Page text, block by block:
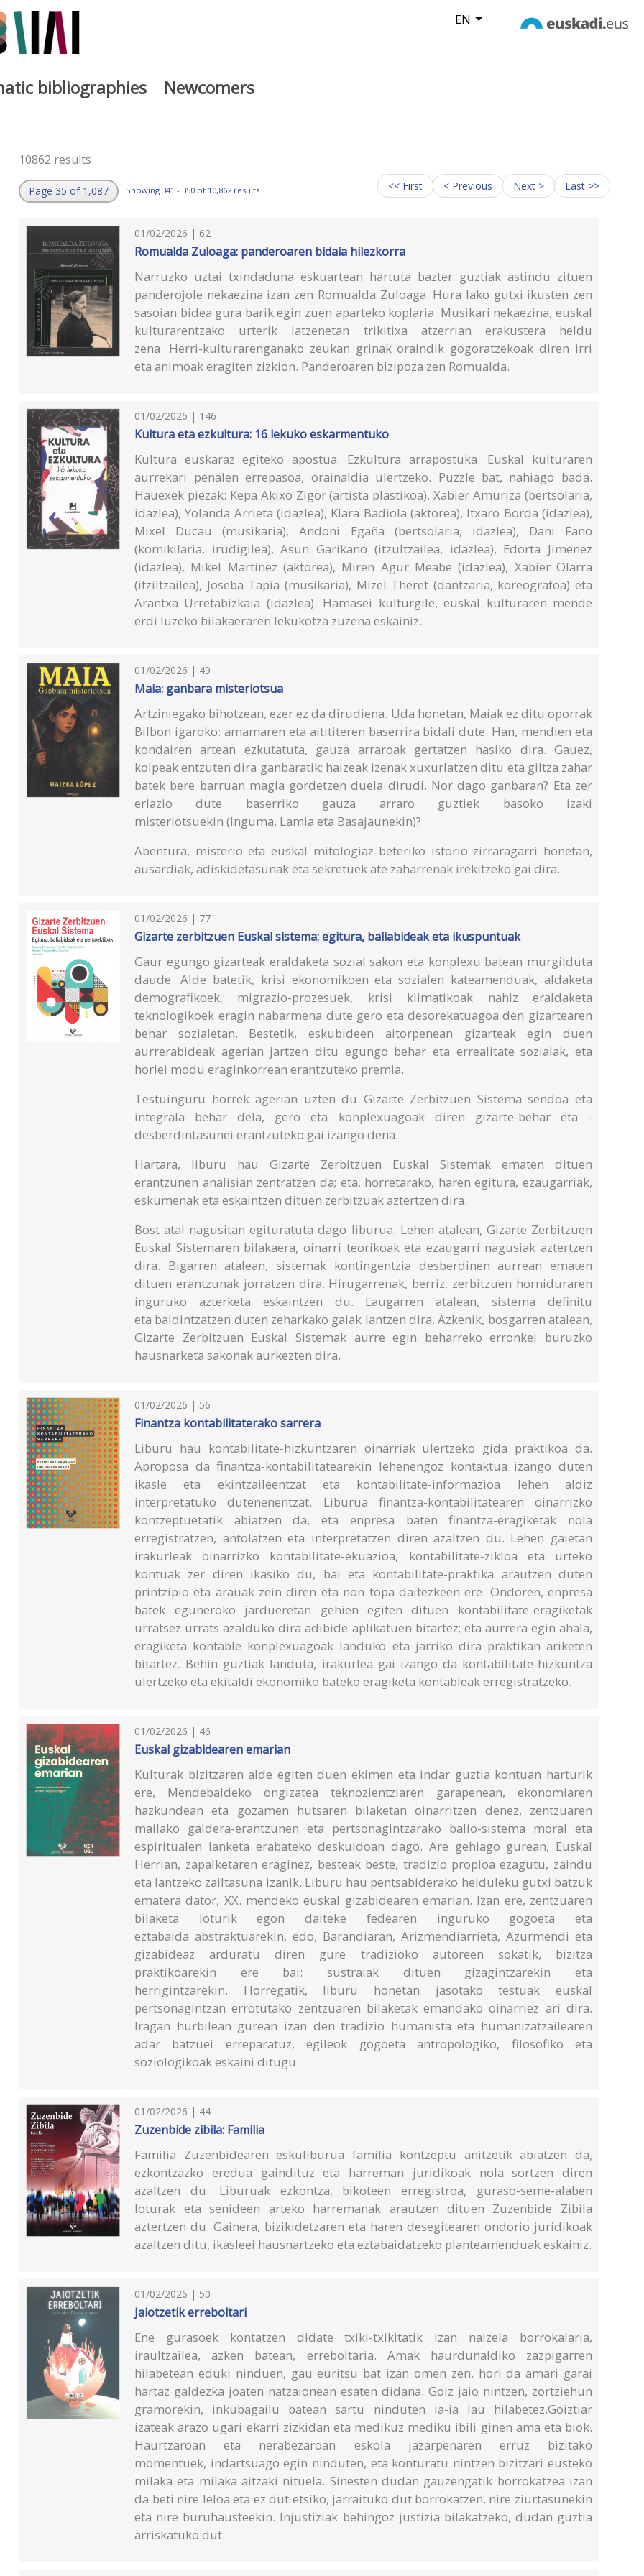
EN
bibliographies Newcomers
10862 results
Page 35 of 1,087 Showing 341 - 350 of 10,862 results. << First < Previous Next > Last >>
01/02/2026 | 62
Romualda Zuloaga: panderoaren bidaia hilezkorra
Narruzko uztai txindaduna eskuartean hartuta bazter guztiak astindu zituen
panderojole nekaezina izan zen Romualda Zuloaga. Hura lako gutxi ikusten zen
sasoian bidea gura barik egin zuen aparteko koplaria. Musikari nekaezina, euskal
kulturarentzako urterik latzenetan trikitixa atzerrian erakustera heldu
zena. Herri-kulturarenganako zeukan grinak oraindik gogoratzekoak diren irri
eta animoak eragiten zizkion. Panderoaren bizipoza zen Romualda.
01/02/2026 | 146
Kultura eta ezkultura: 16 lekuko eskarmentuko
Kultura euskaraz egiteko apostua. Ezkultura arrapostuka. Euskal kulturaren
aurrekari penalen errepasoa, orainaldia ulertzeko. Puzzle bat, nahiago bada.
Hauexek piezak: Kepa Akixo Zigor (artista plastikoa), Xabier Amuriza (bertsolaria,
idazlea), Yolanda Arrieta (idazlea), Klara Badiola (aktorea), Itxaro Borda (idazlea),
Mixel Ducau (musikaria), Andoni Egaña (bertsolaria, idazlea), Dani Fano
(komikilaria, irudigilea), Asun Garikano (itzultzailea, idazlea), Edorta Jimenez
(idazlea), Mikel Martinez (aktorea), Miren Agur Meabe (idazlea), Xabier Olarra
(itziltzailea), Joseba Tapia (musikaria), Mizel Theret (dantzaria, koreografoa) eta
Arantxa Urretabizkaia (idazlea). Hamasei kulturgile, euskal kulturaren mende
erdi luzeko bilakaeraren lekukotza zuzena eskainiz.
01/02/2026 | 49
Maia: ganbara misteriotsua
Artziniegako bihotzean, ezer ez da dirudiena. Uda honetan, Maiak ez ditu oporrak
Bilbon igaroko: amamaren eta aitititeren baserrira bidali dute. Han, mendien eta
kondairen artean ezkutatuta, gauza arraroak gertatzen hasiko dira. Gauez,
kolpeak entzuten dira ganbaratik; haizeak izenak xuxurlatzen ditu eta giltza zahar
batek bere barruan magia gordetzen duela dirudi. Nor dago ganbaran? Eta zer
erlazio dute baserriko gauza arraro guztiek basoko izaki
misteriotsuekin (Inguma, Lamia eta Basajaunekin)?
Abentura, misterio eta euskal mitologiaz beteriko istorio zirraragarri honetan,
ausardiak, adiskidetasunak eta sekretuek ate zaharrenak irekitzeko gai dira.
01/02/2026 | 77
Gizarte zerbitzuen Euskal sistema: egitura, baliabideak eta ikuspuntuak
Gaur egungo gizarteak eraldaketa sozial sakon eta konplexu batean murgilduta
daude. Alde batetik, krisi ekonomikoen eta sozialen kateamenduak, aldaketa
demografikoek, migrazio-prozesuek, krisi klimatikoak nahiz eraldaketa
teknologikoek eragin nabarmena dute gero eta desorekatuagoa den gizartearen
behar sozialetan. Bestetik, eskubideen aitorpenean gizarteak egin duen
aurrerabideak agerian jartzen ditu egungo behar eta errealitate sozialak, eta
horiei modu eraginkorrean erantzuteko premia.
Testuinguru horrek agerian uzten du Gizarte Zerbitzuen Sistema sendoa eta
integrala behar dela, gero eta konplexuagoak diren gizarte-behar eta -
desberdintasunei erantzuteko gai izango dena.
Hartara, liburu hau Gizarte Zerbitzuen Euskal Sistemak ematen dituen
erantzunen analisian zentratzen da; eta, horretarako, haren egitura, ezaugarriak,
eskumenak eta eskaintzen dituen zerbitzuak aztertzen dira.
Bost atal nagusitan egituratuta dago liburua. Lehen atalean, Gizarte Zerbitzuen
Euskal Sistemaren bilakaera, oinarri teorikoak eta ezaugarri nagusiak aztertzen
dira. Bigarren atalean, sistemak kontingentzia desberdinen aurrean ematen
dituen erantzunak jorratzen dira. Hirugarrenak, berriz, zerbitzuen horniduraren
inguruko azterketa eskaintzen du. Laugarren atalean, sistema definitu
eta baldintzatzen duten zeharkako gaiak lantzen dira. Azkenik, bosgarren atalean,
Gizarte Zerbitzuen Euskal Sistemak aurre egin beharreko erronkei buruzko
hausnarketa sakonak aurkezten dira.
01/02/2026 | 56
Finantza kontabilitaterako sarrera
Liburu hau kontabilitate-hizkuntzaren oinarriak ulertzeko gida praktikoa da.
Aproposa da finantza-kontabilitatearekin lehenengoz kontaktua izango duten
ikasle eta ekintzaileentzat eta kontabilitate-informazioa lehen aldiz
interpretatuko dutenenentzat. Liburua finantza-kontabilitatearen oinarrizko
kontzeptuetatik abiatzen da, eta enpresa baten finantza-eragiketak nola
erregistratzen, antolatzen eta interpretatzen diren azaltzen du. Lehen gaietan
irakurleak oinarrizko kontabilitate-ekuazioa, kontabilitate-zikloa eta urteko
kontuak zer diren ikasiko du, bai eta kontabilitate-praktika arautzen duten
printzipio eta arauak zein diren eta non topa daitezkeen ere. Ondoren, enpresa
batek eguneroko jardueretan gehien egiten dituen kontabilitate-eragiketak
urratsez urrats azalduko dira adibide aplikatuen bitartez; eta aurrera egin ahala,
eragiketa kontable konplexuagoak landuko eta jarriko dira praktikan ariketen
bitartez. Behin guztiak landuta, irakurlea gai izango da kontabilitate-hizkuntza
ulertzeko eta ekitaldi ekonomiko bateko eragiketa kontableak erregistratzeko.
01/02/2026 | 46
Euskal gizabidearen emarian
Kulturak bizitzaren alde egiten duen ekimen eta indar guztia kontuan harturik
ere, Mendebaldeko ongizatea teknozientziaren garapenean, ekonomiaren
hazkundean eta gozamen hutsaren bilaketan oinarritzen denez, zentzuaren
mailako galdera-erantzunen eta pertsonagintzarako balio-sistema moral eta
espiritualen lanketa erabateko deskuidoan dago. Are gehiago gurean, Euskal
Herrian, zapalketaren eraginez, besteak beste, tradizio propioa ezagutu, zaindu
eta lantzeko zailtasuna izanik. Liburu hau pentsabiderako helduleku gutxi batzuk
ematera dator, XX. mendeko euskal gizabidearen emarian. Izan ere, zentzuaren
bilaketa loturik egon daiteke fedearen inguruko gogoeta eta
eztabaida abstraktuarekin, edo, Barandiaran, Arizmendiarrieta, Azurmendi eta
gizabideaz arduratu diren gure tradizioko autoreen sokatik, bizitza
praktikoarekin ere bai: sustraiak dituen gizagintzarekin eta
herrigintzarekin. Horregatik, liburu honetan jasotako testuak euskal
pertsonagintzan errotutako zentzuaren bilaketak emandako oinarriez ari dira.
Iragan hurbilean gurean izan den tradizio humanista eta humanizatzailearen
adar batzuei erreparatuz, egileok gogoeta antropologiko, filosofiko eta
soziologikoak eskaini ditugu.
01/02/2026 | 44
Zuzenbide zibila: Familia
Familia Zuzenbidearen eskuliburua familia kontzeptu anitzetik abiatzen da,
ezkontzazko eredua gaindituz eta harreman juridikoak nola sortzen diren
azaltzen du. Liburuak ezkontza, bikoteen erregistroa, guraso-seme-alaben
loturak eta senideen arteko harremanak arautzen dituen Zuzenbide Zibila
aztertzen du. Gainera, bizikidetzaren eta haren desegitearen ondorio juridikoak
azaltzen ditu, ikasleei hausnartzeko eta eztabaidatzeko planteamenduak eskainiz.
01/02/2026 | 50
Jaiotzetik erreboltari
Ene gurasoek kontatzen didate txiki-txikitatik izan naizela borrokalaria,
iraultzailea, azken batean, erreboltaria. Amak haurdunaldiko zazpigarren
hilabetean eduki ninduen, gau euritsu bat izan omen zen, hori da amari garai
hartaz galdezka joaten natzaionean esaten didana. Goiz jaio nintzen, zortziehun
gramorekin, inkubagailu batean sartu ninduten ia-ia lau hilabetez.Goiztiar
izateak arazo ugari ekarri zizkidan eta medikuz mediku ibili ginen ama eta biok.
Haurtzaroan eta nerabezaroan eskola jazarpenaren erruz bizitako
momentuek, indartsuago egin ninduten, eta konturatu nintzen bizitzari eusteko
milaka eta milaka aitzaki nituela. Sinesten dudan gauzengatik borrokatzea izan
da beti nire leloa eta ez dut etsiko, jarraituko dut borrokatzen, nire ziurtasunekin
eta nire buruhausteekin. Injustiziak behingoz justizia bilakatzeko, dudan guztia
arriskatuko dut.